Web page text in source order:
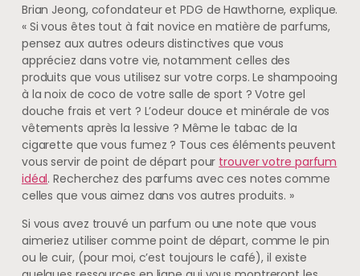
Brian Jeong, cofondateur et PDG de Hawthorne, explique.
« Si vous êtes tout à fait novice en matière de parfums,
pensez aux autres odeurs distinctives que vous
appréciez dans votre vie, notamment celles des
produits que vous utilisez sur votre corps. Le shampooing
à la noix de coco de votre salle de sport ? Votre gel
douche frais et vert ? L’odeur douce et minérale de vos
vêtements après la lessive ? Même le tabac de la
cigarette que vous fumez ? Tous ces éléments peuvent
vous servir de point de départ pour trouver votre parfum
idéal. Recherchez des parfums avec ces notes comme
celles que vous aimez dans vos autres produits. »
Si vous avez trouvé un parfum ou une note que vous
aimeriez utiliser comme point de départ, comme le pin
ou le cuir, (pour moi, c’est toujours le café), il existe